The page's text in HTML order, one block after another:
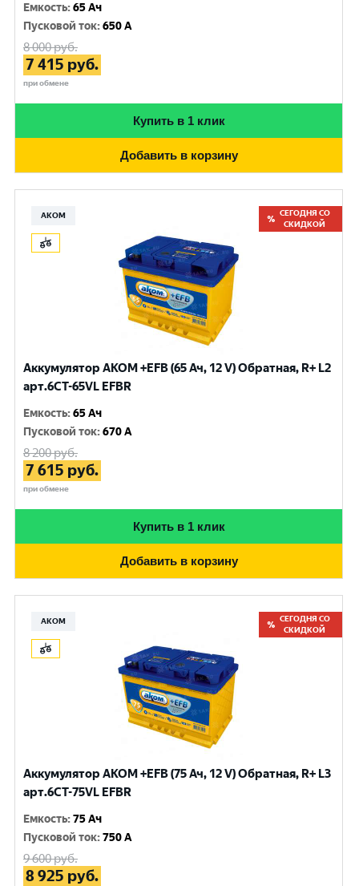
Емкость:65 Ач
Пусковой ток:650 A
8 000руб.
7 415 руб.
при обмене
Купить в 1 клик
Добавить в корзину
АКОМ
СЕГОДНЯ СО
СКИДКОЙ
Аккумулятор AKOM +EFB (65 Ач, 12 V) Обратная, R+ L2
арт.6CT-65VL EFBR
Емкость:65 Ач
Пусковой ток:670 A
8 200руб.
7 615 руб.
при обмене
Купить в 1 клик
Добавить в корзину
АКОМ
СЕГОДНЯ СО
СКИДКОЙ
Аккумулятор AKOM +EFB (75 Ач, 12 V) Обратная, R+ L3
арт.6СТ-75VL EFBR
Емкость:75 Ач
Пусковой ток:750 A
9 600руб.
8 925 руб.